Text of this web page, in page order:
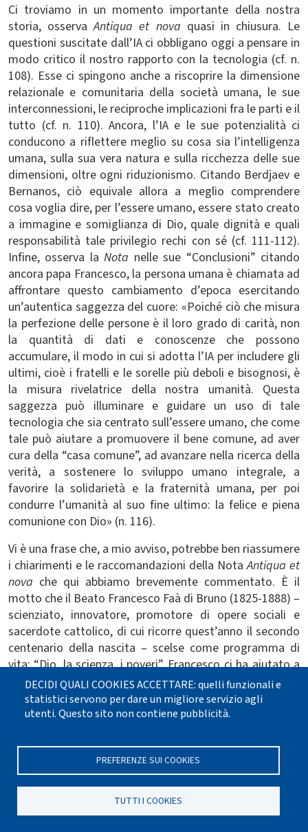
Ci troviamo in un momento importante della nostra
storia, osservaAntiqua et nova quasi in chiusura. Le
questioni suscitate dall’IA ci obbligano oggi a pensare in
modo critico il nostro rapporto con la tecnologia (cf. n.
108). Esse ci spingono anche a riscoprire la dimensione
relazionale e comunitaria della società umana, le sue
interconnessioni, le reciproche implicazioni fra le parti e il
tutto (cf. n. 110). Ancora, l’IA e le sue potenzialità ci
conducono a riflettere meglio su cosa sia l’intelligenza
umana, sulla sua vera natura e sulla ricchezza delle sue
dimensioni, oltre ogni riduzionismo. Citando Berdjaev e
Bernanos, ciò equivale allora a meglio comprendere
cosa voglia dire, per l’essere umano, essere stato creato
a immagine e somiglianza di Dio, quale dignità e quali
responsabilità tale privilegio rechi con sé (cf. 111-112).
Infine, osserva laNota nelle sue “Conclusioni” citando
ancora papa Francesco, la persona umana è chiamata ad
affrontare questo cambiamento d’epoca esercitando
un’autentica saggezza del cuore: «Poiché ciò che misura
la perfezione delle persone è il loro grado di carità, non
la quantità di dati e conoscenze che possono
accumulare, il modo in cui si adotta l’IA per includere gli
ultimi, cioè i fratelli e le sorelle più deboli e bisognosi, è
la misura rivelatrice della nostra umanità. Questa
saggezza può illuminare e guidare un uso di tale
tecnologia che sia centrato sull’essere umano, che come
tale può aiutare a promuovere il bene comune, ad aver
cura della “casa comune”, ad avanzare nella ricerca della
verità, a sostenere lo sviluppo umano integrale, a
favorire la solidarietà e la fraternità umana, per poi
condurre l’umanità al suo fine ultimo: la felice e piena
comunione con Dio» (n. 116).
Vi è una frase che, a mio avviso, potrebbe ben riassumere
i chiarimenti e le raccomandazioni della Nota Antiqua et
nova che qui abbiamo brevemente commentato. È il
motto che il Beato Francesco Faà di Bruno (1825-1888) –
scienziato, innovatore, promotore di opere sociali e
sacerdote cattolico, di cui ricorre quest’anno il secondo
centenario della nascita – scelse come programma di
vita:“Dio, la scienza, i poveri”. Francesco ci ha aiutato a
capire che questi tre termini possono e devono stare
bene insieme. Riconoscerne l’intimo legame è segno di
dignità per l’uomo, non separarli è garanzia di autentico
© 2025 Documentazione interdisciplinare di scienza e
DECIDI QUALI COOKIES ACCETTARE: quelli funzionali e
statistici servono per dare un migliore servizio agli
utenti. Questo sito non contiene pubblicità.
PREFERENZE SUI COOKIES
TUTTI I COOKIES